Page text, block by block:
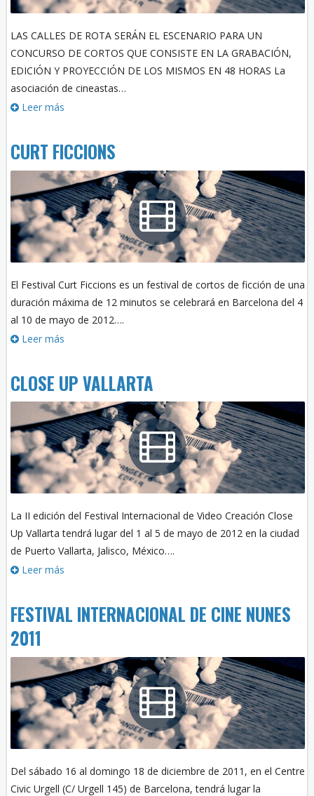
LAS CALLES DE ROTA SERÁN EL ESCENARIO PARA UN
CONCURSO DE CORTOS QUE CONSISTE EN LA GRABACIÓN,
EDICIÓN Y PROYECCIÓN DE LOS MISMOS EN 48 HORAS La
asociación de cineastas…
Leer más
CURT FICCIONS
El Festival Curt Ficcions es un festival de cortos de ficción de una
duración máxima de 12 minutos se celebrará en Barcelona del 4
al 10 de mayo de 2012….
Leer más
CLOSE UP VALLARTA
La II edición del Festival Internacional de Video Creación Close
Up Vallarta tendrá lugar del 1 al 5 de mayo de 2012 en la ciudad
de Puerto Vallarta, Jalisco, México….
Leer más
FESTIVAL INTERNACIONAL DE CINE NUNES
2011
Del sábado 16 al domingo 18 de diciembre de 2011, en el Centre
Civic Urgell (C/ Urgell 145) de Barcelona, tendrá lugar la